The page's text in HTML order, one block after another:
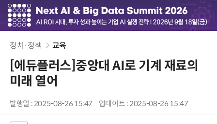
정치·정책 교육
[에듀플러스]중앙대 AI로 기계 재료의
미래 열어
발행일 : 2025-08-26 15:47 업데이트 : 2025-08-26 15:47